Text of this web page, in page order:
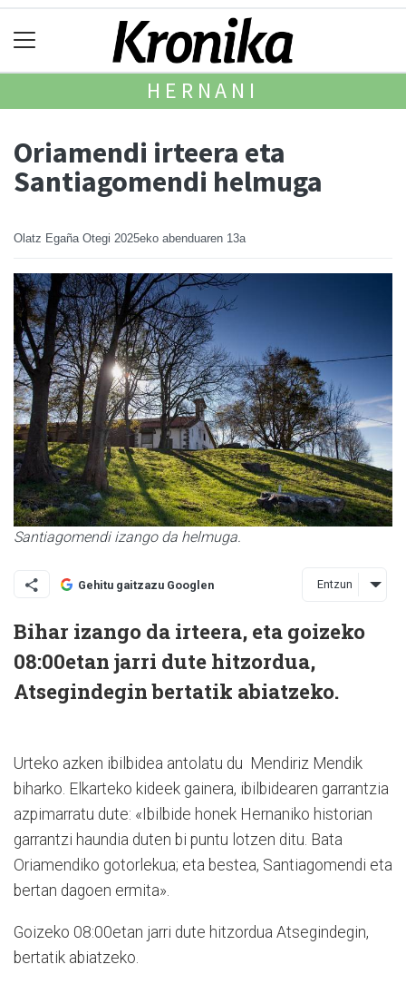
HERNANI
Oriamendi irteera eta
Santiagomendi helmuga
Olatz Egaña Otegi 2025eko abenduaren 13a
Santiagomendi izango da helmuga.
Gehitu gaitzazu Googlen Entzun
Bihar izango da irteera, eta goizeko
08:00etan jarri dute hitzordua,
Atsegindegin bertatik abiatzeko.
Urteko azken ibilbidea antolatu du Mendiriz Mendik
biharko. Elkarteko kideek gainera, ibilbidearen garrantzia
azpimarratu dute: «Ibilbide honek Hernaniko historian
garrantzi haundia duten bi puntu lotzen ditu. Bata
Oriamendiko gotorlekua; eta bestea, Santiagomendi eta
bertan dagoen ermita».
Goizeko 08:00etan jarri dute hitzordua Atsegindegin,
bertatik abiatzeko.